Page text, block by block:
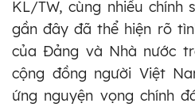
KL/TW, cùng nhiều chính
gần đây đã thể hiện rõ
của Đảng và Nhà nước
cộng đồng người Việt
ứng nguyện vọng chính